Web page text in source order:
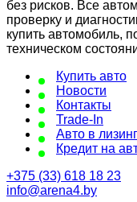
без рисков. Все
проверку и
купить автомобиль,
техническом
Купить авто
Новости
Контакты
Trade-In
Авто в лизинг
Кредит на
+375 (33) 618 18 23
info@arena4.by